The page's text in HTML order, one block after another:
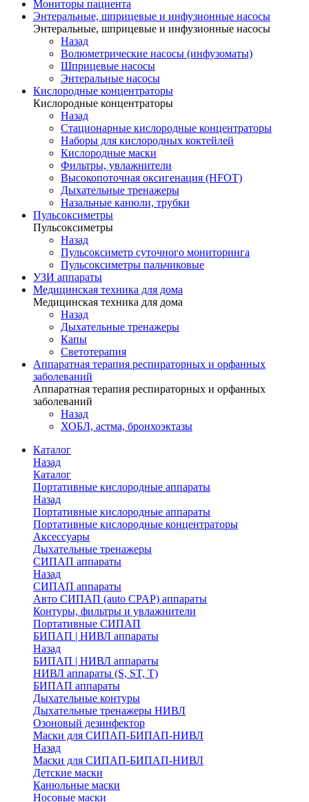
Мониторы пациента
Энтеральные, шприцевые и инфузионные насосы
Энтеральные, шприцевые и инфузионные насосы
Назад
Волюметрические насосы (инфузоматы)
Шприцевые насосы
Энтеральные насосы
Кислородные концентраторы
Кислородные концентраторы
Назад
Стационарные кислородные концентраторы
Наборы для кислородных коктейлей
Кислородные маски
Фильтры, увлажнители
Высокопоточная оксигенация (HFOT)
Дыхательные тренажеры
Назальные канюли, трубки
Пульсоксиметры
Пульсоксиметры
Назад
Пульсоксиметр суточного мониторинга
Пульсоксиметры пальчиковые
УЗИ аппараты
Медицинская техника для дома
Медицинская техника для дома
Назад
Дыхательные тренажеры
Капы
Светотерапия
Аппаратная терапия респираторных и орфанных
заболеваний
Аппаратная терапия респираторных и орфанных
заболеваний
Назад
ХОБЛ, астма, бронхоэктазы
Каталог
Назад
Каталог
Портативные кислородные аппараты
Назад
Портативные кислородные аппараты
Портативные кислородные концентраторы
Аксессуары
Дыхательные тренажеры
СИПАП аппараты
Назад
СИПАП аппараты
Aвто СИПАП (auto CPAP) аппараты
Контуры, фильтры и увлажнители
Портативные СИПАП
БИПАП | НИВЛ аппараты
Назад
БИПАП | НИВЛ аппараты
НИВЛ аппараты (S, ST, T)
БИПАП аппараты
Дыхательные контуры
Дыхательные тренажеры НИВЛ
Озоновый дезинфектор
Маски для СИПАП-БИПАП-НИВЛ
Назад
Маски для СИПАП-БИПАП-НИВЛ
Детские маски
Канюльные маски
Носовые маски